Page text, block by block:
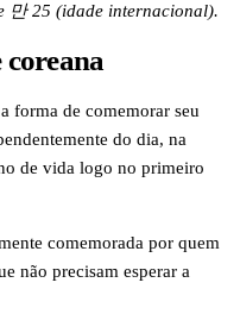
만 25 (idade internacional).
forma de comemorar seu
do dia, na
de vida logo no primeiro
comemorada por quem
não precisam esperar a